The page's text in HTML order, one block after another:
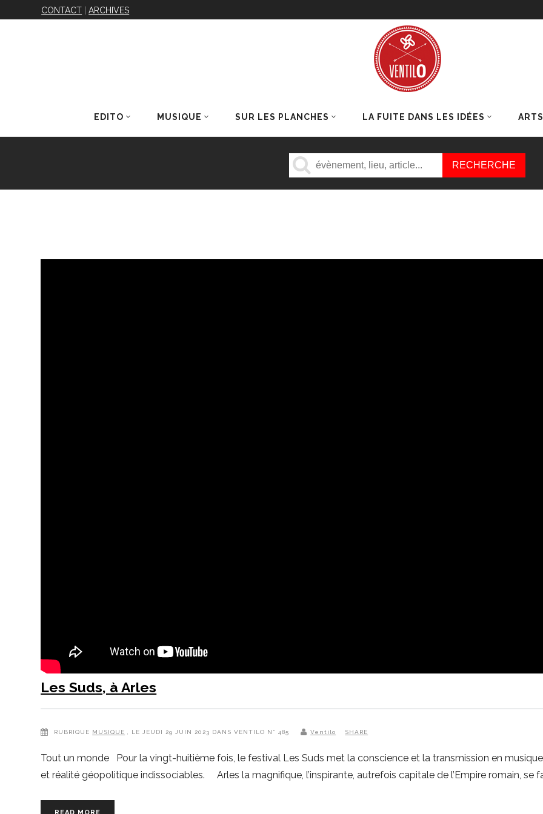
CONTACT |ARCHIVES
EDITO MUSIQUE SUR LES PLANCHES LA FUITE DANS LES IDÉES ARTS
Les Suds, à Arles
RUBRIQUE MUSIQUE , LE JEUDI 29 JUIN 2023 DANS VENTILO N° 485 Ventilo SHARE
Tout un monde Pour la vingt-huitième fois, le festival Les Suds met la conscience et la transmission en
et réalité géopolitique indissociables. Arles la magnifique, l’inspirante, autrefois capitale de l’Empire romain, se